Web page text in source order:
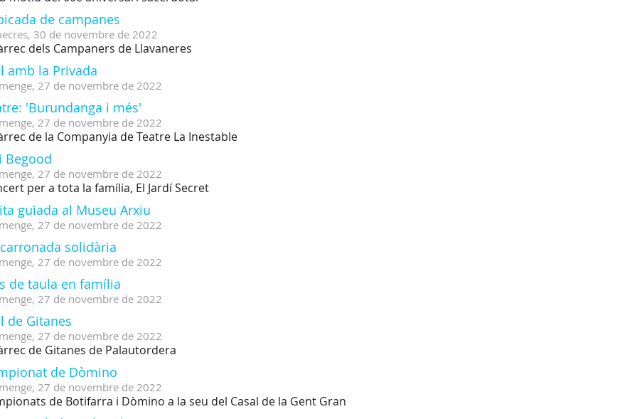
de campanes
30 de novembre de 2022
dels Campaners de Llavaneres
amb la Privada
27 de novembre de 2022
'Burundanga i més'
27 de novembre de 2022
de la Companyia de Teatre La Inestable
Begood
27 de novembre de 2022
per a tota la família, El Jardí Secret
guiada al Museu Arxiu
27 de novembre de 2022
solidària
27 de novembre de 2022
de taula en família
27 de novembre de 2022
de Gitanes
27 de novembre de 2022
de Gitanes de Palautordera
de Dòmino
27 de novembre de 2022
de Botifarra i Dòmino a la seu del Casal de la Gent Gran